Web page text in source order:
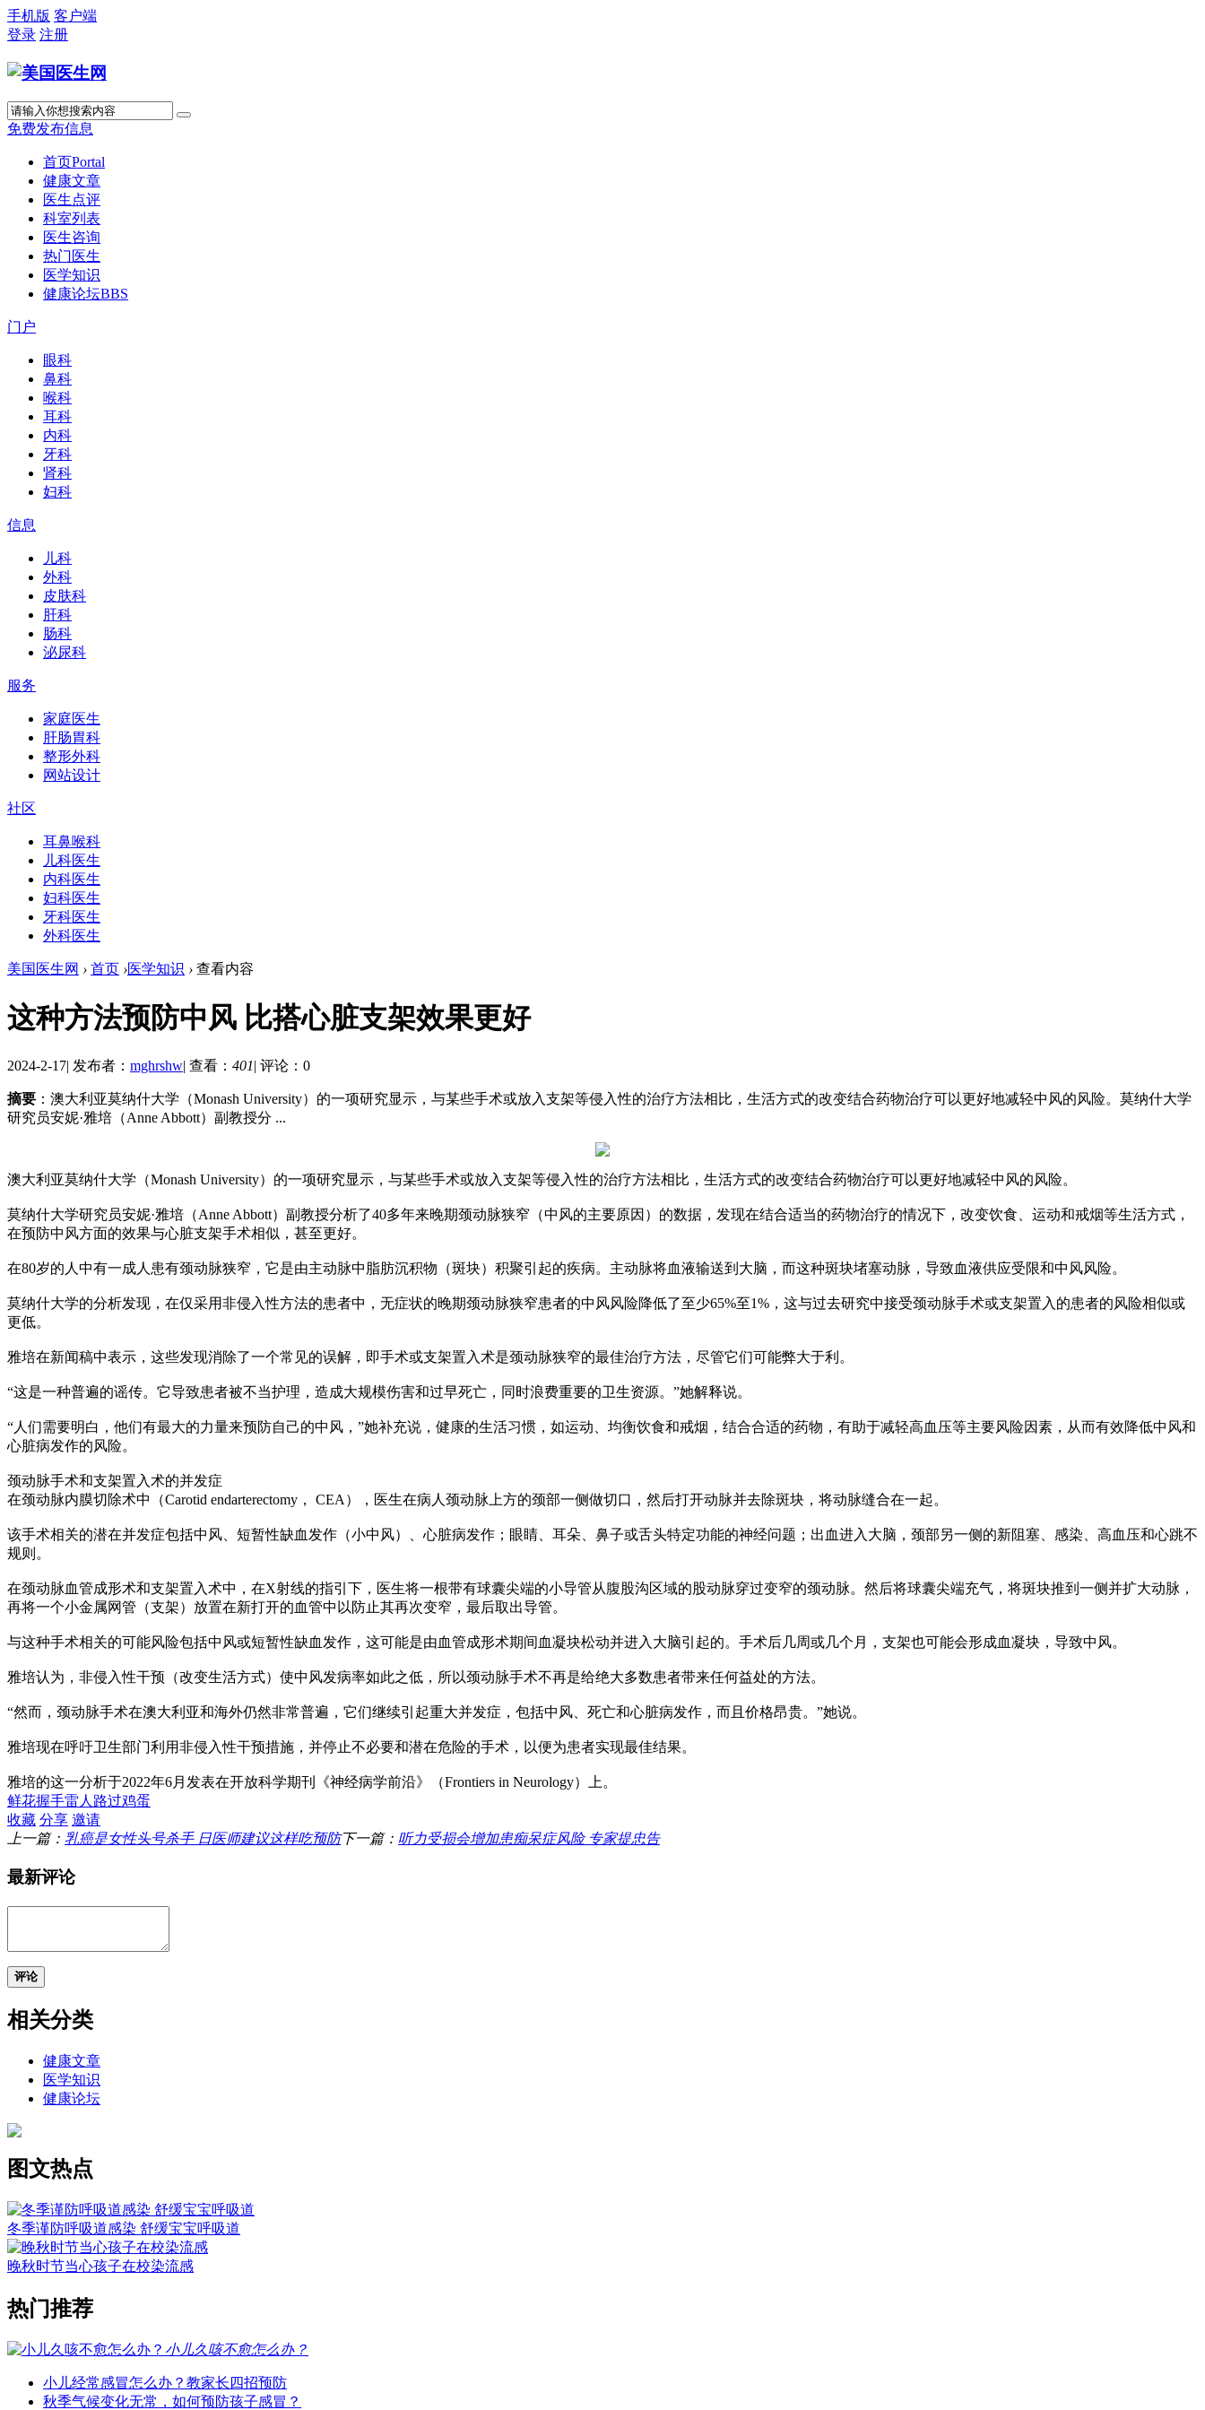
手机版 客户端
登录 注册
免费发布信息
首页Portal
健康文章
医生点评
科室列表
医生咨询
热门医生
医学知识
健康论坛BBS
门户
眼科
鼻科
喉科
耳科
内科
牙科
肾科
妇科
信息
儿科
外科
皮肤科
肝科
肠科
泌尿科
服务
家庭医生
肝肠胃科
整形外科
网站设计
社区
耳鼻喉科
儿科医生
内科医生
妇科医生
牙科医生
外科医生
美国医生网 › 首页 ›医学知识 › 查看内容
这种方法预防中风 比搭心脏支架效果更好
2024-2-17| 发布者： mghrshw| 查看： 401| 评论：0
摘要 ：澳大利亚莫纳什大学（Monash University）的一项研究显示，与某些手术或放入支架等侵入性的治疗方法相比，生活方式的改变结合药物治疗可以更好地减轻中风的风险。莫纳什大学
研究员安妮·雅培（Anne Abbott）副教授分 ...
澳大利亚莫纳什大学（Monash University）的一项研究显示，与某些手术或放入支架等侵入性的治疗方法相比，生活方式的改变结合药物治疗可以更好地减轻中风的风险。
莫纳什大学研究员安妮·雅培（Anne Abbott）副教授分析了40多年来晚期颈动脉狭窄（中风的主要原因）的数据，发现在结合适当的药物治疗的情况下，改变饮食、运动和戒烟等生活方式，
在预防中风方面的效果与心脏支架手术相似，甚至更好。
在80岁的人中有一成人患有颈动脉狭窄，它是由主动脉中脂肪沉积物（斑块）积聚引起的疾病。主动脉将血液输送到大脑，而这种斑块堵塞动脉，导致血液供应受限和中风风险。
莫纳什大学的分析发现，在仅采用非侵入性方法的患者中，无症状的晚期颈动脉狭窄患者的中风风险降低了至少65%至1%，这与过去研究中接受颈动脉手术或支架置入的患者的风险相似或
更低。
雅培在新闻稿中表示，这些发现消除了一个常见的误解，即手术或支架置入术是颈动脉狭窄的最佳治疗方法，尽管它们可能弊大于利。
“这是一种普遍的谣传。它导致患者被不当护理，造成大规模伤害和过早死亡，同时浪费重要的卫生资源。”她解释说。
“人们需要明白，他们有最大的力量来预防自己的中风，”她补充说，健康的生活习惯，如运动、均衡饮食和戒烟，结合合适的药物，有助于减轻高血压等主要风险因素，从而有效降低中风和
心脏病发作的风险。
颈动脉手术和支架置入术的并发症
在颈动脉内膜切除术中（Carotid endarterectomy， CEA），医生在病人颈动脉上方的颈部一侧做切口，然后打开动脉并去除斑块，将动脉缝合在一起。
该手术相关的潜在并发症包括中风、短暂性缺血发作（小中风）、心脏病发作；眼睛、耳朵、鼻子或舌头特定功能的神经问题；出血进入大脑，颈部另一侧的新阻塞、感染、高血压和心跳不
规则。
在颈动脉血管成形术和支架置入术中，在X射线的指引下，医生将一根带有球囊尖端的小导管从腹股沟区域的股动脉穿过变窄的颈动脉。然后将球囊尖端充气，将斑块推到一侧并扩大动脉，
再将一个小金属网管（支架）放置在新打开的血管中以防止其再次变窄，最后取出导管。
与这种手术相关的可能风险包括中风或短暂性缺血发作，这可能是由血管成形术期间血凝块松动并进入大脑引起的。手术后几周或几个月，支架也可能会形成血凝块，导致中风。
雅培认为，非侵入性干预（改变生活方式）使中风发病率如此之低，所以颈动脉手术不再是给绝大多数患者带来任何益处的方法。
“然而，颈动脉手术在澳大利亚和海外仍然非常普遍，它们继续引起重大并发症，包括中风、死亡和心脏病发作，而且价格昂贵。”她说。
雅培现在呼吁卫生部门利用非侵入性干预措施，并停止不必要和潜在危险的手术，以便为患者实现最佳结果。
雅培的这一分析于2022年6月发表在开放科学期刊《神经病学前沿》（Frontiers in Neurology）上。
鲜花握手雷人 路过鸡蛋
收藏 分享 邀请
上一篇： 乳癌是女性头号杀手 日医师建议这样吃预防下一篇： 听力受损会增加患痴呆症风险 专家提忠告
最新评论
评论
相关分类
健康文章
医学知识
健康论坛
图文热点
冬季谨防呼吸道感染 舒缓宝宝呼吸道
晚秋时节当心孩子在校染流感
热门推荐
小儿久咳不愈怎么办？
小儿经常感冒怎么办？教家长四招预防
秋季气候变化无常，如何预防孩子感冒？